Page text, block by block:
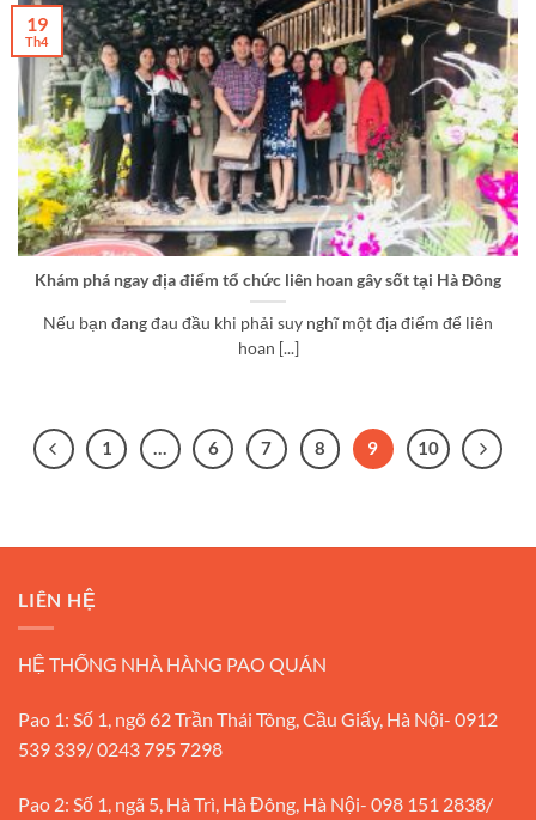
Khám phá ngay địa điểm tổ chức liên hoan gây sốt tại Hà Đông
Nếu bạn đang đau đầu khi phải suy nghĩ một địa điểm để liên
hoan [...]
19
Th4
1 … 6 7 8 9 10
LIÊN HỆ
HỆ THỐNG NHÀ HÀNG PAO QUÁN
Pao 1: Số 1, ngõ 62 Trần Thái Tông, Cầu Giấy, Hà Nội- 0912
539 339/ 0243 795 7298
Pao 2: Số 1, ngã 5, Hà Trì, Hà Đông, Hà Nội- 098 151 2838/